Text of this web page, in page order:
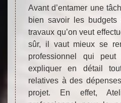
Avant d’entamer une
bien savoir les
travaux qu’on veut
sûr, il vaut mieux se
professionnel qui
expliquer en détail
relatives à des
projet. En effet,